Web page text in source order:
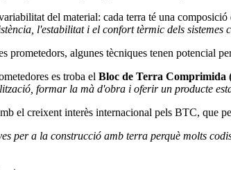
del material: cada terra té una
l'estabilitat i el confort tèrmic dels sistemes
prometedors, algunes tècniques tenen potencial
es troba el Bloc de Terra Comprimida
formar la mà d'obra i oferir un producte
el creixent interès internacional pels BTC, que
per a la construcció amb terra perquè molts